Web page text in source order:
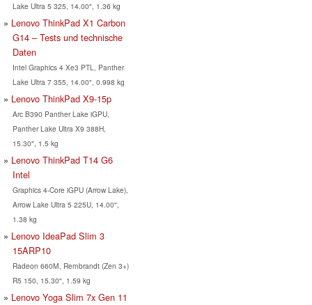
Lake Ultra 5 325, 14.00", 1.36 kg
Lenovo ThinkPad X1 Carbon
G14 – Tests und technische
Daten
Intel Graphics 4 Xe3 PTL, Panther
Lake Ultra 7 355, 14.00", 0.998 kg
Lenovo ThinkPad X9-15p
Arc B390 Panther Lake iGPU,
Panther Lake Ultra X9 388H,
15.30", 1.5 kg
Lenovo ThinkPad T14 G6
Intel
Graphics 4-Core iGPU (Arrow Lake),
Arrow Lake Ultra 5 225U, 14.00",
1.38 kg
Lenovo IdeaPad Slim 3
15ARP10
Radeon 660M, Rembrandt (Zen 3+)
R5 150, 15.30", 1.59 kg
Lenovo Yoga Slim 7x Gen 11